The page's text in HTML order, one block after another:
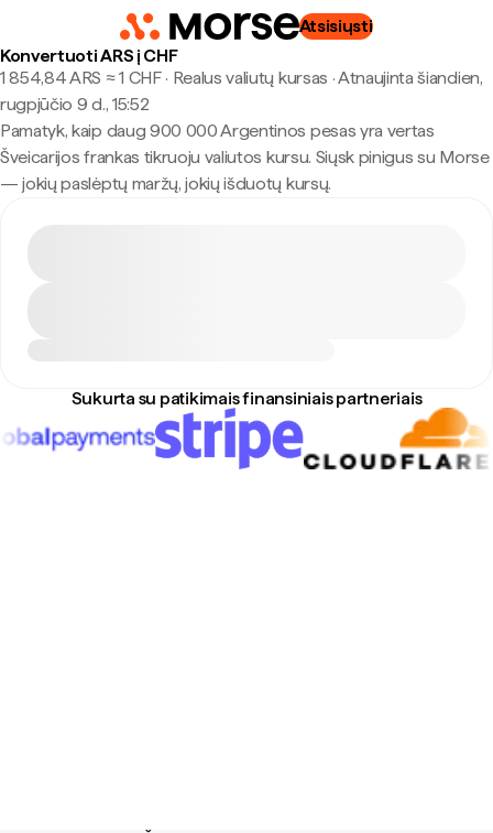
Atsisiųsti
Konvertuoti ARS į CHF
1 854,84 ARS ≈ 1 CHF · Realus valiutų kursas ·Atnaujinta šiandien,
rugpjūčio 9 d., 15:52
Pamatyk, kaip daug 900 000 Argentinos pesas yra vertas
Šveicarijos frankas tikruoju valiutos kursu. Siųsk pinigus su Morse
— jokių paslėptų maržų, jokių išduotų kursų.
Sukurta su patikimais finansiniais partneriais